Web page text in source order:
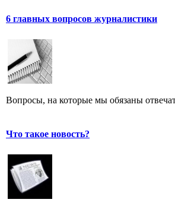
6 главных вопросов журналистики
Вопросы, на которые мы обязаны
Что такое новость?